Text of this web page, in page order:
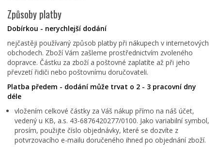
Způsoby platby
Dobírkou - nerychlejší dodání
nejčastěji používaný způsob platby při nákupech v internetových
obchodech. Zboží Vám zašleme prostřednictvím zvoleného
dopravce. Částku za zboží a poštovné zaplatíte až při jeho
převzetí řidiči nebo poštovnímu doručovateli.
Platba předem - dodání může trvat o 2 - 3 pracovní dny
déle
vložením celkové částky za Váš nákup přímo na náš účet,
vedený u KB, a.s. 43-6876420277/0100. Jako variabilní symbol,
prosím, použijte číslo objednávky, které se dozvíte z
potvrzovacího e-mailu doručeného ihned po objednání zboží.